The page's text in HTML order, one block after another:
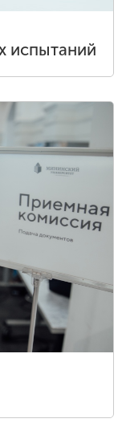
испытаний